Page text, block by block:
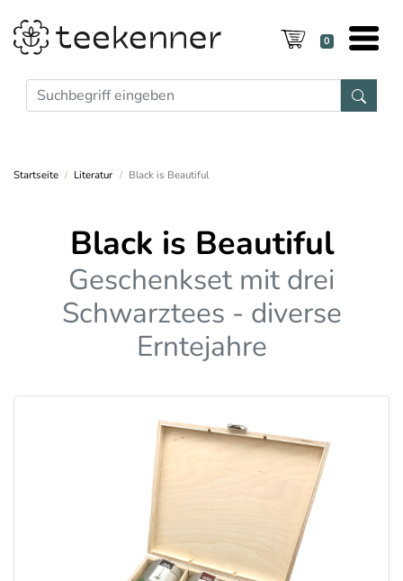
0
Startseite Literatur Black is Beautiful
Black is Beautiful
Geschenkset mit drei
Schwarztees - diverse
Erntejahre